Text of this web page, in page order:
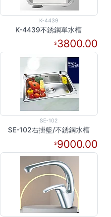
K-4439
K-4439不銹鋼單水槽
3800.00
SE-102
SE-102右掛籃/不銹鋼水槽
9000.00